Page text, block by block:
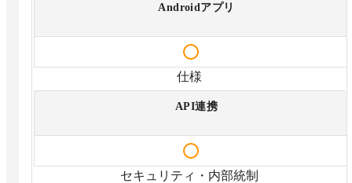
Androidアプリ
仕様
API連携
セキュリティ・内部統制